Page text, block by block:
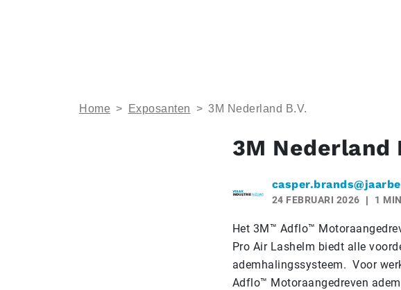
Home > Exposanten > 3M Nederland B.V.
3M Nederland
24 FEBRUARI 2026 1 MIN
Het 3M™ Adflo™
Pro Air Lashelm biedt alle
ademhalingssysteem. Voor
Adflo™ Motoraangedreven